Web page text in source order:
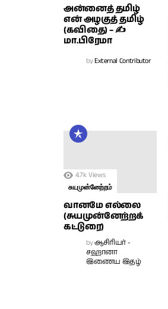
அன்னைத் தமிழ்
என் அழகுத் தமிழ்
(கவிதை) – ✍
மா.பிரேமா
byExternal Contributor
4.7k Views
சுயமுன்னேற்றம்
வானமே எல்லை
(சுயமுன்னேற்றக்
கட்டுரை)
byஆசிரியர் -
சஹானா
இணைய இதழ்